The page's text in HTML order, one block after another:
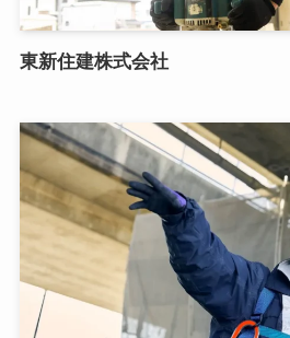
東新住建株式会社